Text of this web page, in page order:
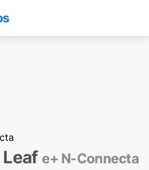
Leaf e+ N-Connecta